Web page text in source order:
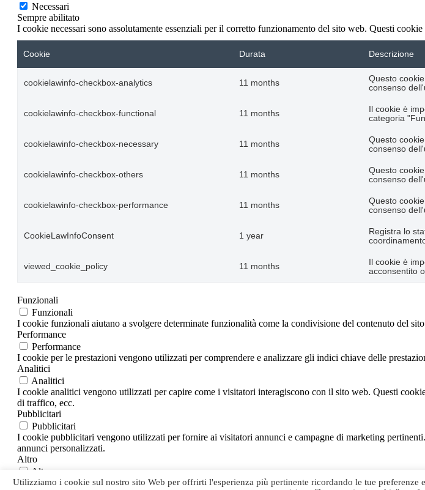
Utilizziamo i cookie sul nostro sito Web per offrirti l'esperienza più pertinente ricordando le tue
Necessari
Sempre abilitato
I cookie necessari sono assolutamente essenziali per il corretto funzionamento del sito web. Questi
Cookie Durata Descrizione
cookielawinfo-checkbox-analytics 11 months
Questo
consenso
cookielawinfo-checkbox-functional 11 months
Il cookie è
categoria
cookielawinfo-checkbox-necessary 11 months
Questo
consenso
cookielawinfo-checkbox-others 11 months
Questo
consenso
cookielawinfo-checkbox-performance 11 months
Questo
consenso
CookieLawInfoConsent 1 year
Registra lo
viewed_cookie_policy 11 months
Il cookie è
acconsentito
Funzionali
Funzionali
I cookie funzionali aiutano a svolgere determinate funzionalità come la condivisione del contenuto del
Performance
Performance
I cookie per le prestazioni vengono utilizzati per comprendere e analizzare gli indici chiave delle
Analitici
Analitici
I cookie analitici vengono utilizzati per capire come i visitatori interagiscono con il sito web. Questi
di traffico, ecc.
Pubblicitari
Pubblicitari
I cookie pubblicitari vengono utilizzati per fornire ai visitatori annunci e campagne di marketing
annunci personalizzati.
Altro
Altro
Altri cookie non classificati sono quelli che vengono analizzati e non sono ancora stati classificati in una